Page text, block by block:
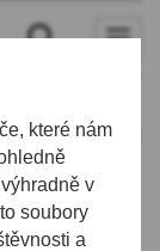
které nám
v
soubory
a
mohou